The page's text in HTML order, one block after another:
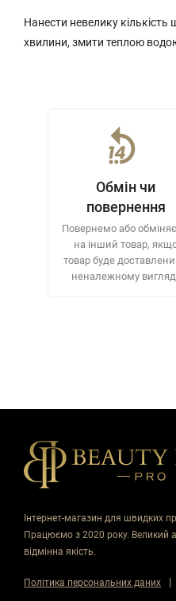
Нанести невелику
хвилини, змити теплою
Обмін чи
повернення
Повернемо або
на інший товар,
товар буде
неналежному
Інтернет-магазин для швидких
Працюємо з 2020 року. Великий
відмінна якість.
Політика персональних даних |